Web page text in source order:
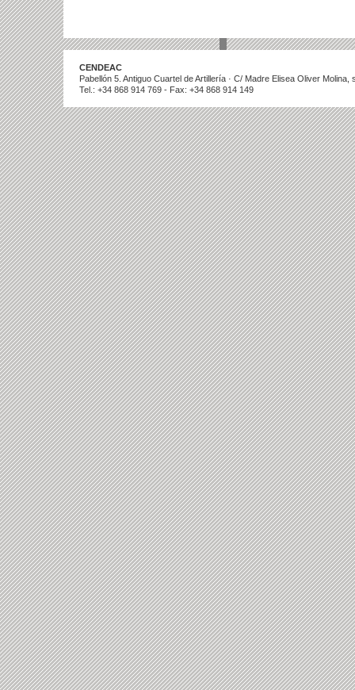
CENDEAC
Pabellón 5. Antiguo Cuartel de Artillería · C/ Madre Elisea Oliver
Tel.: +34 868 914 769 - Fax: +34 868 914 149